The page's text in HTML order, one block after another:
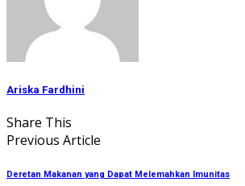
Ariska Fardhini
Share This
Previous Article
Deretan Makanan yang Dapat Melemahkan Imunitas